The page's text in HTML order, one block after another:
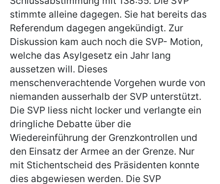
stimmte alleine dagegen. Sie hat bereits das
Referendum dagegen angekündigt. Zur
Diskussion kam auch noch die SVP- Motion,
welche das Asylgesetz ein Jahr lang
aussetzen will. Dieses
menschenverachtende Vorgehen wurde von
niemanden ausserhalb der SVP unterstützt.
Die SVP liess nicht locker und verlangte ein
dringliche Debatte über die
Wiedereinführung der Grenzkontrollen und
den Einsatz der Armee an der Grenze. Nur
mit Stichentscheid des Präsidenten konnte
dies abgewiesen werden. Die SVP